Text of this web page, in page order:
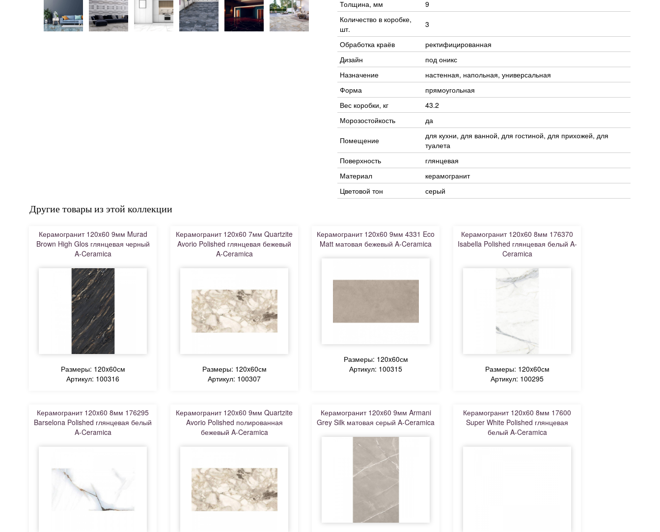
Толщина, мм
9
Количество в коробке,
шт.
3
Обработка краёв
ректифицированная
Дизайн
под оникс
Назначение
настенная, напольная, универсальная
Форма
прямоугольная
Вес коробки, кг
43.2
Морозостойкость
да
Помещение
для кухни, для ванной, для гостиной, для прихожей, для
туалета
Поверхность
глянцевая
Материал
керамогранит
Цветовой тон
серый
Другие товары из этой коллекции
Керамогранит 120x60 9мм Murad
Brown High Glos глянцевая черный
A-Ceramica
Размеры: 120x60см
Артикул: 100316
Керамогранит 120x60 7мм Quartzite
Avorio Polished глянцевая бежевый
A-Ceramica
Размеры: 120x60см
Артикул: 100307
Керамогранит 120x60 9мм 4331 Eco
Matt матовая бежевый A-Ceramica
Размеры: 120x60см
Артикул: 100315
Керамогранит 120x60 8мм 176370
Isabella Polished глянцевая белый A-
Ceramica
Размеры: 120x60см
Артикул: 100295
Керамогранит 120x60 8мм 176295
Barselona Polished глянцевая белый
A-Ceramica
Керамогранит 120x60 9мм Quartzite
Avorio Polished полированная
бежевый A-Ceramica
Керамогранит 120x60 9мм Armani
Grey Silk матовая серый A-Ceramica
Керамогранит 120x60 8мм 17600
Super White Polished глянцевая
белый A-Ceramica